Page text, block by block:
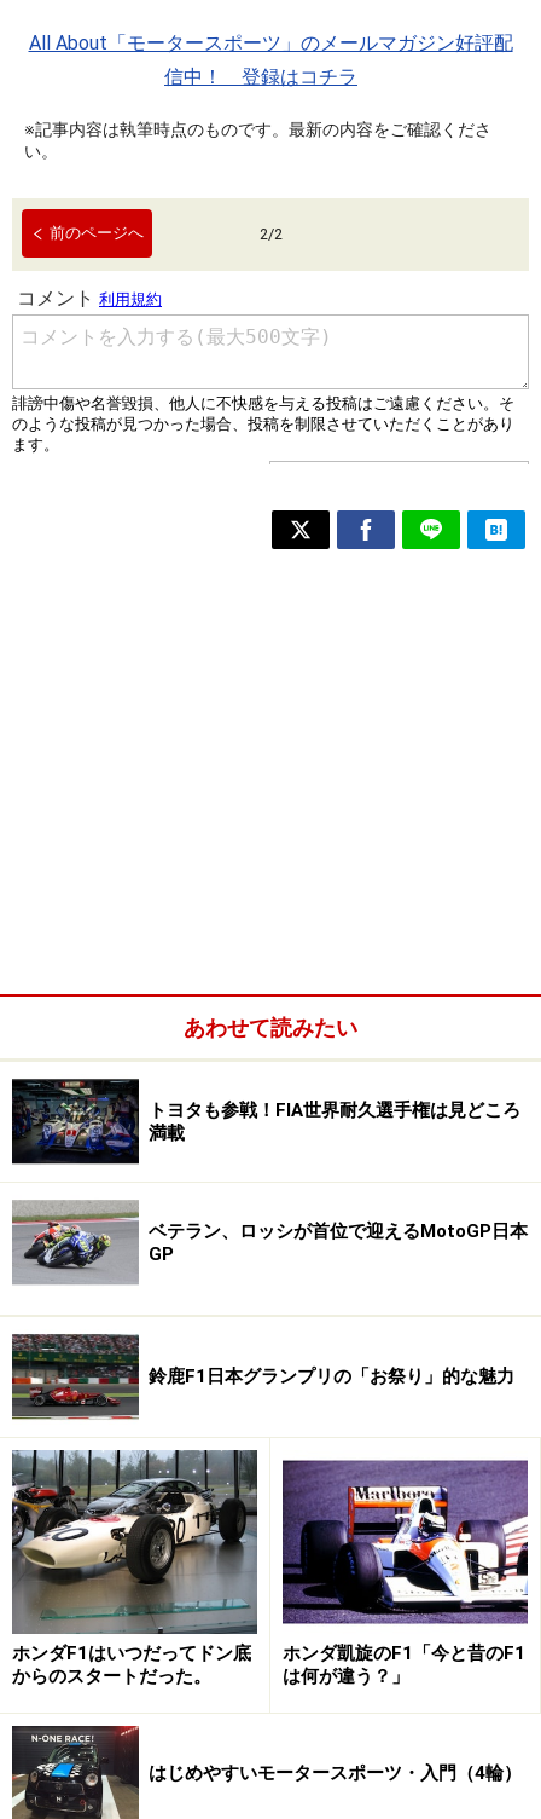
All About「モータースポーツ」のメールマガジン好評配
信中！ 登録はコチラ
※記事内容は執筆時点のものです。最新の内容をご確認くださ
い。
前のページへ 2/2
あわせて読みたい
トヨタも参戦！FIA世界耐久選手権は見どころ
満載
ベテラン、ロッシが首位で迎えるMotoGP日本
GP
鈴鹿F1日本グランプリの「お祭り」的な魅力
ホンダF1はいつだってドン底
からのスタートだった。
ホンダ凱旋のF1「今と昔のF1
は何が違う？」
はじめやすいモータースポーツ・入門（4輪）